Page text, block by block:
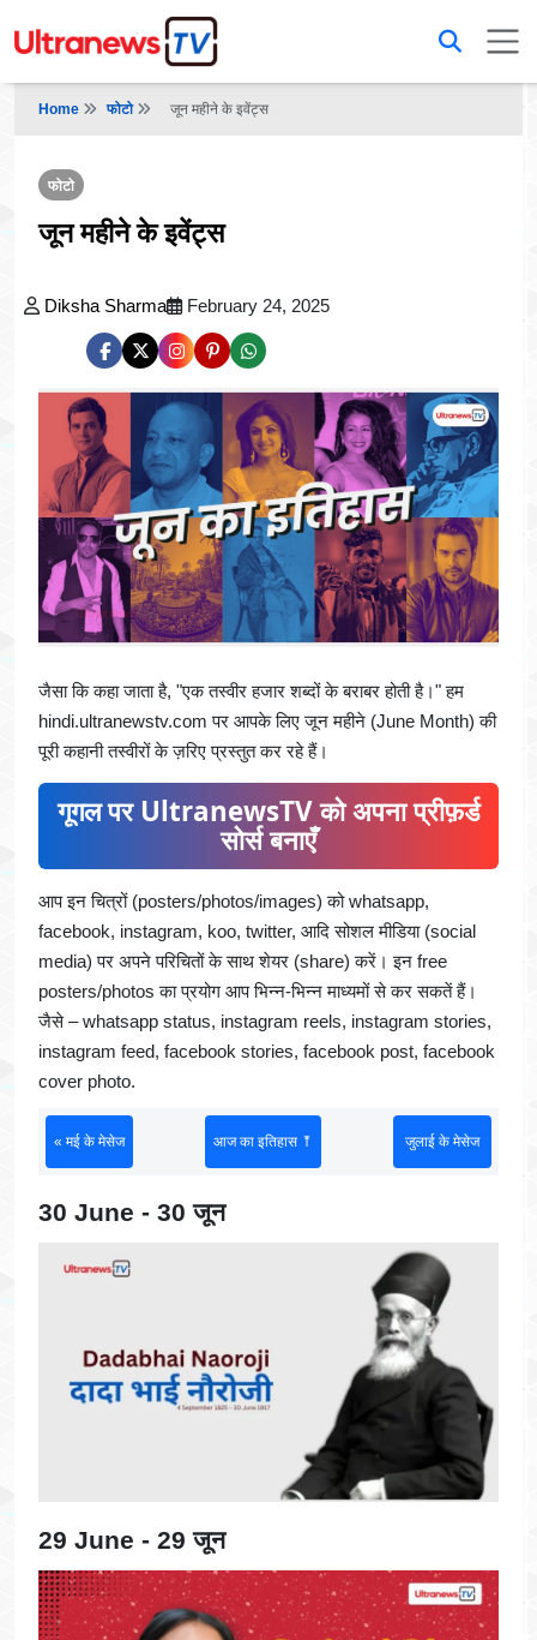
Home फोटो जून महीने के इवेंट्स
फोटो
जून महीने के इवेंट्स
Diksha Sharma February 24, 2025
जैसा कि कहा जाता है, "एक तस्वीर हजार शब्दों के बराबर होती है।" हम
hindi.ultranewstv.com पर आपके लिए जून महीने (June Month) की
पूरी कहानी तस्वीरों के ज़रिए प्रस्तुत कर रहे हैं।
गूगल पर UltranewsTV को अपना प्रीफ़र्ड
सोर्स बनाएँ
आप इन चित्रों (posters/photos/images) को whatsapp,
facebook, instagram, koo, twitter, आदि सोशल मीडिया (social
media) पर अपने परिचितों के साथ शेयर (share) करें। इन free
posters/photos का प्रयोग आप भिन्न-भिन्न माध्यमों से कर सकतें हैं।
जैसे – whatsapp status, instagram reels, instagram stories,
instagram feed, facebook stories, facebook post, facebook
cover photo.
« मई के मेसेज आज का इतिहास ⤒ जुलाई के मेसेज
30 June - 30 जून
29 June - 29 जून